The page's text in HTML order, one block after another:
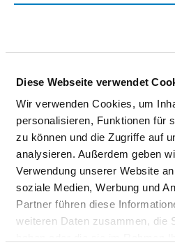
Diese Webseite verwendet
Wir verwenden Cookies, um
personalisieren, Funktionen für
zu können und die Zugriffe auf
analysieren. Außerdem geben
Verwendung unserer Website
soziale Medien, Werbung und
Partner führen diese
weiteren Daten zusammen, die
08280 Aue
Tel.: 03771-581316
Mail:ed.tiehdnuseg-
https://www.helios-
Ärztliche Leitung